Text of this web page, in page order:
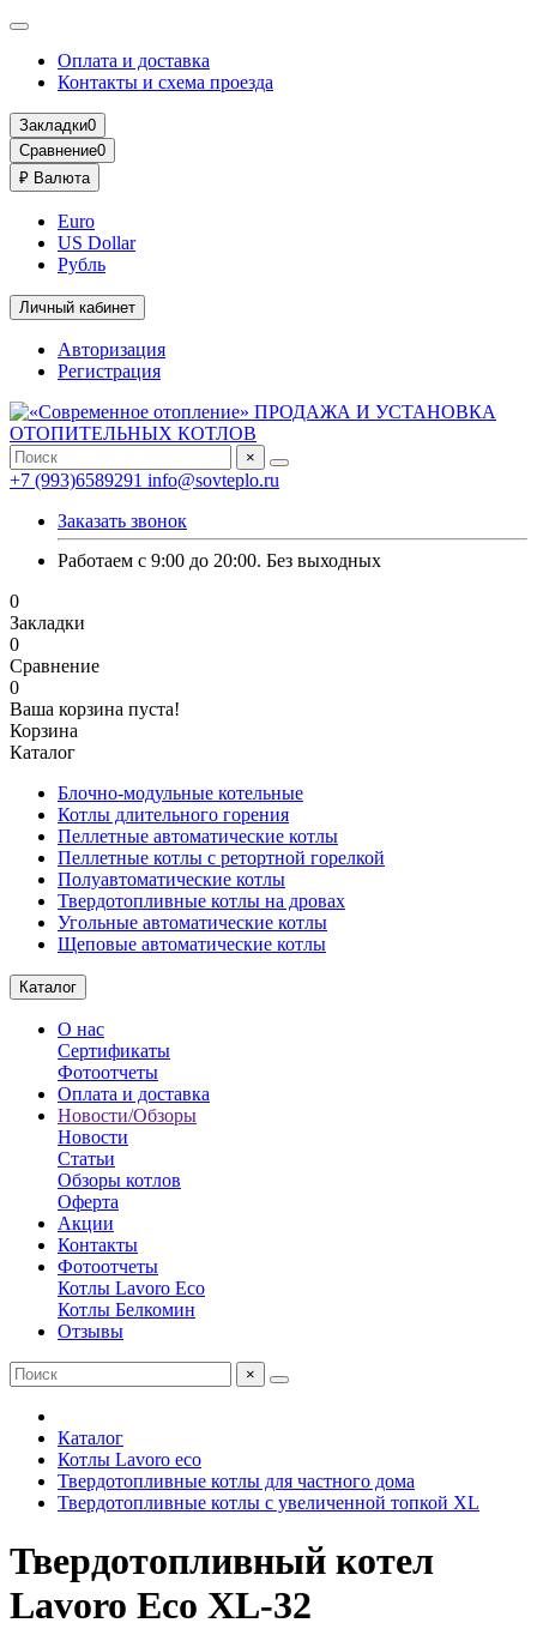
Оплата и доставка
Контакты и схема проезда
Закладки0
Сравнение0
₽ Валюта
Euro
US Dollar
Рубль
Личный кабинет
Авторизация
Регистрация
×
+7 (993)6589291 info@sovteplo.ru
Заказать звонок
Работаем с 9:00 до 20:00. Без выходных
0
Закладки
0
Сравнение
0
Ваша корзина пуста!
Корзина
Каталог
Блочно-модульные котельные
Котлы длительного горения
Пеллетные автоматические котлы
Пеллетные котлы с ретортной горелкой
Полуавтоматические котлы
Твердотопливные котлы на дровах
Угольные автоматические котлы
Щеповые автоматические котлы
Каталог
О нас
Сертификаты
Фотоотчеты
Оплата и доставка
Новости/Обзоры
Новости
Статьи
Обзоры котлов
Оферта
Акции
Контакты
Фотоотчеты
Котлы Lavoro Eco
Котлы Белкомин
Отзывы
×
Каталог
Котлы Lavoro eco
Твердотопливные котлы для частного дома
Твердотопливные котлы с увеличенной топкой XL
Твердотопливный котел
Lavoro Eco XL-32